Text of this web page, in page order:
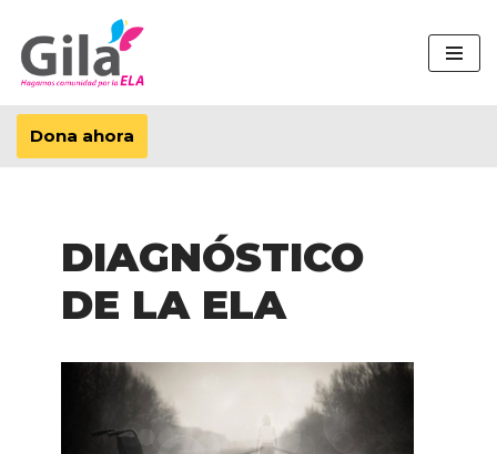
Saltar
al
contenido
Dona ahora
DIAGNÓSTICO
DE LA ELA